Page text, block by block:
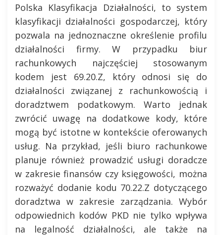
Polska Klasyfikacja Działalności, to system
klasyfikacji działalności gospodarczej, który
pozwala na jednoznaczne określenie profilu
działalności firmy. W przypadku biur
rachunkowych najczęściej stosowanym
kodem jest 69.20.Z, który odnosi się do
działalności związanej z rachunkowością i
doradztwem podatkowym. Warto jednak
zwrócić uwagę na dodatkowe kody, które
mogą być istotne w kontekście oferowanych
usług. Na przykład, jeśli biuro rachunkowe
planuje również prowadzić usługi doradcze
w zakresie finansów czy księgowości, można
rozważyć dodanie kodu 70.22.Z dotyczącego
doradztwa w zakresie zarządzania. Wybór
odpowiednich kodów PKD nie tylko wpływa
na legalność działalności, ale także na